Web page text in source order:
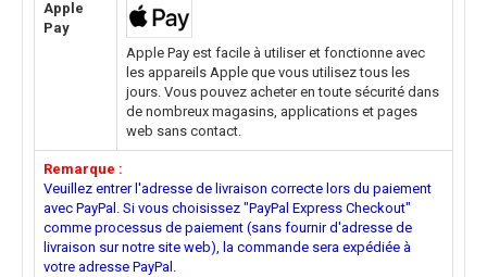
Apple
Pay
Apple Pay est facile à utiliser et fonctionne avec
les appareils Apple que vous utilisez tous les
jours. Vous pouvez acheter en toute sécurité dans
de nombreux magasins, applications et pages
web sans contact.
Remarque :
Veuillez entrer l'adresse de livraison correcte lors du paiement
avec PayPal. Si vous choisissez "PayPal Express Checkout"
comme processus de paiement (sans fournir d'adresse de
livraison sur notre site web), la commande sera expédiée à
votre adresse PayPal.